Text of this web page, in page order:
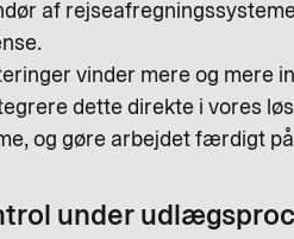
af
vinder mere og mere
dette direkte i vores
og gøre arbejdet færdigt
under